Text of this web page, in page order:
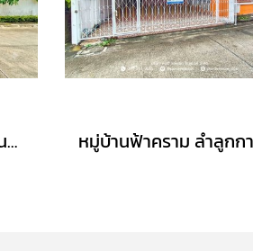
บ้านเดี่ยวหลังใหญ่ มัณฑนา วงแหวน–บางบอน พร้อมส่วนต่อเติมห้องทำงานหรือสตูดิโอ (ขนาด 101 ตร.ว.) บางบอน กทม. : Mantana Wongwaen-Bangbon โครงการคุณภาพจาก Land & Houses